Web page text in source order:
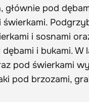
głównie pod
świerkami.
i sosnami
i bukami. W
pod świerkami
pod brzozami,